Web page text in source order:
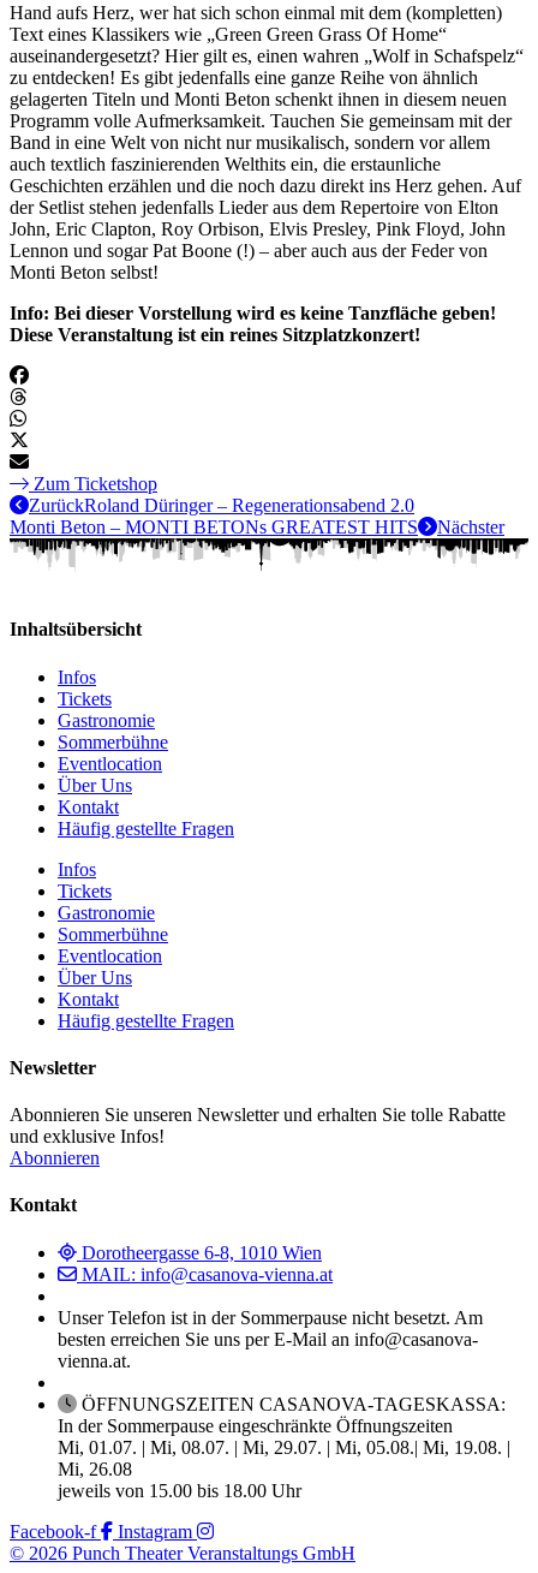
Hand aufs Herz, wer hat sich schon einmal mit dem (kompletten)
Text eines Klassikers wie „Green Green Grass Of Home“
auseinandergesetzt? Hier gilt es, einen wahren „Wolf in Schafspelz“
zu entdecken! Es gibt jedenfalls eine ganze Reihe von ähnlich
gelagerten Titeln und Monti Beton schenkt ihnen in diesem neuen
Programm volle Aufmerksamkeit. Tauchen Sie gemeinsam mit der
Band in eine Welt von nicht nur musikalisch, sondern vor allem
auch textlich faszinierenden Welthits ein, die erstaunliche
Geschichten erzählen und die noch dazu direkt ins Herz gehen. Auf
der Setlist stehen jedenfalls Lieder aus dem Repertoire von Elton
John, Eric Clapton, Roy Orbison, Elvis Presley, Pink Floyd, John
Lennon und sogar Pat Boone (!) – aber auch aus der Feder von
Monti Beton selbst!
Info: Bei dieser Vorstellung wird es keine Tanzfläche geben!
Diese Veranstaltung ist ein reines Sitzplatzkonzert!
Zum Ticketshop
ZurückRoland Düringer – Regenerationsabend 2.0
Monti Beton – MONTI BETONs GREATEST HITS
Nächster
Inhaltsübersicht
Infos
Tickets
Gastronomie
Sommerbühne
Eventlocation
Über Uns
Kontakt
Häufig gestellte Fragen
Infos
Tickets
Gastronomie
Sommerbühne
Eventlocation
Über Uns
Kontakt
Häufig gestellte Fragen
Newsletter
Abonnieren Sie unseren Newsletter und erhalten Sie tolle Rabatte
und exklusive Infos!
Abonnieren
Kontakt
Dorotheergasse 6-8, 1010 Wien
MAIL: info@casanova-vienna.at
Unser Telefon ist in der Sommerpause nicht besetzt. Am
besten erreichen Sie uns per E-Mail an info@casanova-
vienna.at.
ÖFFNUNGSZEITEN CASANOVA-TAGESKASSA:
In der Sommerpause eingeschränkte Öffnungszeiten
Mi, 01.07. | Mi, 08.07. | Mi, 29.07. | Mi, 05.08.| Mi, 19.08. |
Mi, 26.08
jeweils von 15.00 bis 18.00 Uhr
Facebook-f
Instagram
© 2026 Punch Theater Veranstaltungs GmbH